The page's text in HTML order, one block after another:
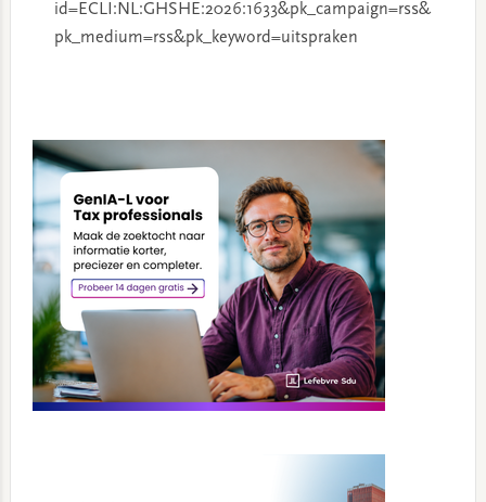
id=ECLI:NL:GHSHE:2026:1633&pk_campaign=rss&
pk_medium=rss&pk_keyword=uitspraken
Sidebar